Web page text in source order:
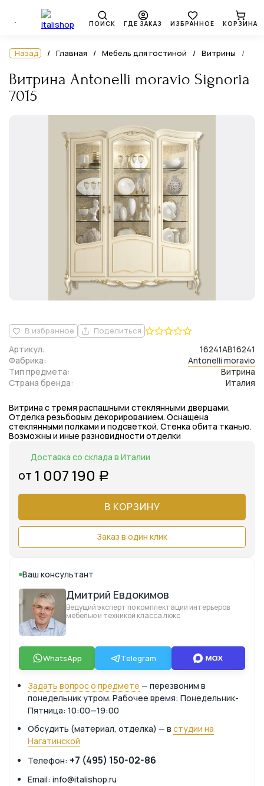
ПОИСК ГДЕ ЗАКАЗ ИЗБРАННОЕ КОРЗИНА
Назад Главная Мебель для гостиной Витрины
Витрина Antonelli moravio Signoria
7015
В избранное Поделиться
Фабрика: Antonelli moravio
Артикул:
16241AB16241
Тип предмета:
Витрина
Страна бренда:
Италия
Витрина с тремя распашными стеклянными дверцами.
Отделка резьбовым декорированием. Оснащена
стеклянными полками и подсветкой. Стенка обита тканью.
Возможны и иные разновидности отделки
Доставка со склада в Италии
от 1 007 190 Р
В КОРЗИНУ
Заказ в один клик
Ваш консультант
Дмитрий Евдокимов
Ведущий эксперт по комплектации интерьеров
мебелью и техникой класса люкс
WhatsApp Telegram
Задать вопрос о предмете — перезвоним в
понедельник утром. Рабочее время: Понедельник-
Пятница: 10:00—19:00
Обсудить (материал, отделка) — в студии на
Нагатинской
Телефон: +7 (495) 150-02-86
Email: info@italishop.ru